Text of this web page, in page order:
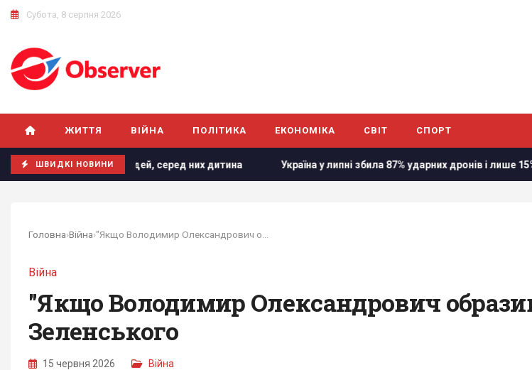
Субота, 8 серпня 2026
ЖИТТЯ ВІЙНА ПОЛІТИКА ЕКОНОМІКА СВІТ СПОРТ
ШВИДКІ НОВИНИ
людей, серед них дитина Україна у липні збила 87% ударних дронів і лише 15% балістичних ракет,
Головна›Війна›
Війна
"Якщо Володимир Олександрович
Зеленського
15 червня 2026 Війна